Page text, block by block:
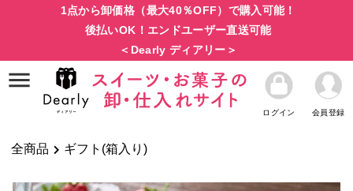
1点から卸価格（最大40％OFF）で購入可能！
後払いOK！エンドユーザー直送可能
＜Dearly ディアリー＞
ログイン 会員登録
全商品 ギフト(箱入り)